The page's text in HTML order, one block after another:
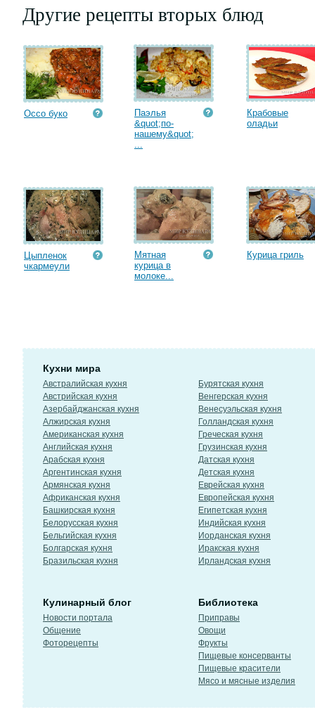
Другие рецепты вторых блюд
Оссо буко
Паэлья
&quot;по-
нашему&quot;
...
Крабовые
оладьи
Цыпленок
чкармеули
Мятная
курица в
молоке...
Курица гриль
Кухни мира
Австралийская кухня
Австрийская кухня
Азербайджанская кухня
Алжирская кухня
Американская кухня
Английская кухня
Арабская кухня
Аргентинская кухня
Армянская кухня
Африканская кухня
Башкирская кухня
Белорусская кухня
Бельгийская кухня
Болгарская кухня
Бразильская кухня
Бурятская кухня
Венгерская кухня
Венесуэльская кухня
Голландская кухня
Греческая кухня
Грузинская кухня
Датская кухня
Детская кухня
Еврейская кухня
Европейская кухня
Египетская кухня
Индийская кухня
Иорданская кухня
Иракская кухня
Ирландская кухня
Кулинарный блог
Новости портала
Общение
Фоторецепты
Библиотека
Приправы
Овощи
Фрукты
Пищевые консерванты
Пищевые красители
Мясо и мясные изделия